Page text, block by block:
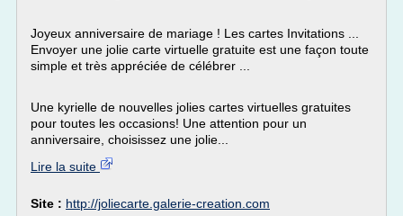
Joyeux anniversaire de mariage ! Les cartes Invitations ...
Envoyer une jolie carte virtuelle gratuite est une façon toute
simple et très appréciée de célébrer ...
Une kyrielle de nouvelles jolies cartes virtuelles gratuites
pour toutes les occasions! Une attention pour un
anniversaire, choisissez une jolie...
Lire la suite
Site : http://joliecarte.galerie-creation.com